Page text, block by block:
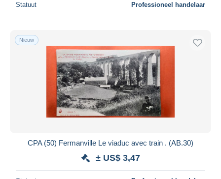
Statuut Professioneel handelaar
Nieuw
CPA (50) Fermanville Le viaduc avec train . (AB.30)
± US$ 3,47